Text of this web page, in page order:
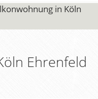
in Köln
Ehrenfeld